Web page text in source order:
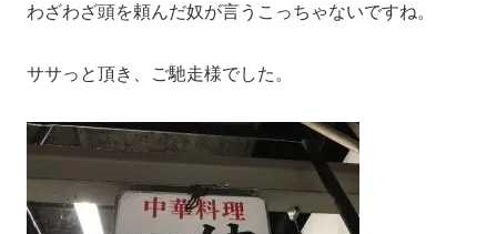
わざわざ頭を頼んだ奴が言うこっちゃないですね。
ササっと頂き、ご馳走様でした。